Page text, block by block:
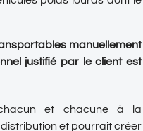
manuellement
justifié par le client est
chacun et chacune à la
et pourrait créer